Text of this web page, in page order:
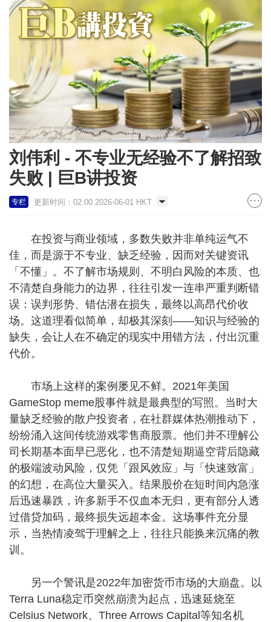
刘伟利 - 不专业无经验不了解招致
失败 | 巨B讲投资
专栏 更新时间：02:00 2026-06-01 HKT
在投资与商业领域，多数失败并非单纯运气不
佳，而是源于不专业、缺乏经验，因而对关键资讯
「不懂」。不了解市场规则、不明白风险的本质、也
不清楚自身能力的边界，往往引发一连串严重判断错
误：误判形势、错估潜在损失，最终以高昂代价收
场。这道理看似简单，却极其深刻——知识与经验的
缺失，会让人在不确定的现实中用错方法，付出沉重
代价。
市场上这样的案例屡见不鲜。2021年美国
GameStop meme股事件就是最典型的写照。当时大
量缺乏经验的散户投资者，在社群媒体热潮推动下，
纷纷涌入这间传统游戏零售商股票。他们并不理解公
司长期基本面早已恶化，也不清楚短期逼空背后隐藏
的极端波动风险，仅凭「跟风效应」与「快速致富」
的幻想，在高位大量买入。结果股价在短时间内急涨
后迅速暴跌，许多新手不仅血本无归，更有部分人透
过借贷加码，最终损失远超本金。这场事件充分显
示，当热情凌驾于理解之上，往往只能换来沉痛的教
训。
另一个警讯是2022年加密货币市场的大崩盘。以
Terra Luna稳定币突然崩溃为起点，迅速延烧至
Celsius Network、Three Arrows Capital等知名机